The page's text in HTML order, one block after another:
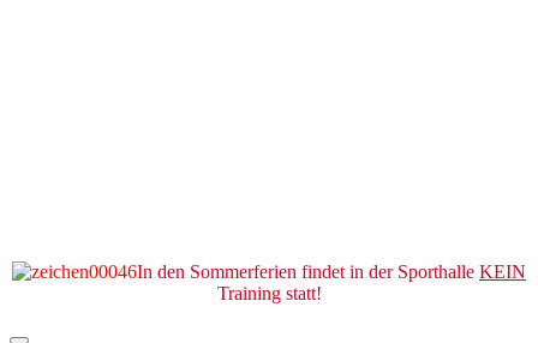
In den Sommerferien findet in der Sporthalle KEIN
Training statt!